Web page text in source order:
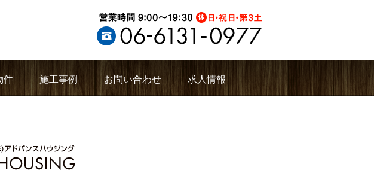
件 施工事例 お問い合わせ 求人情報